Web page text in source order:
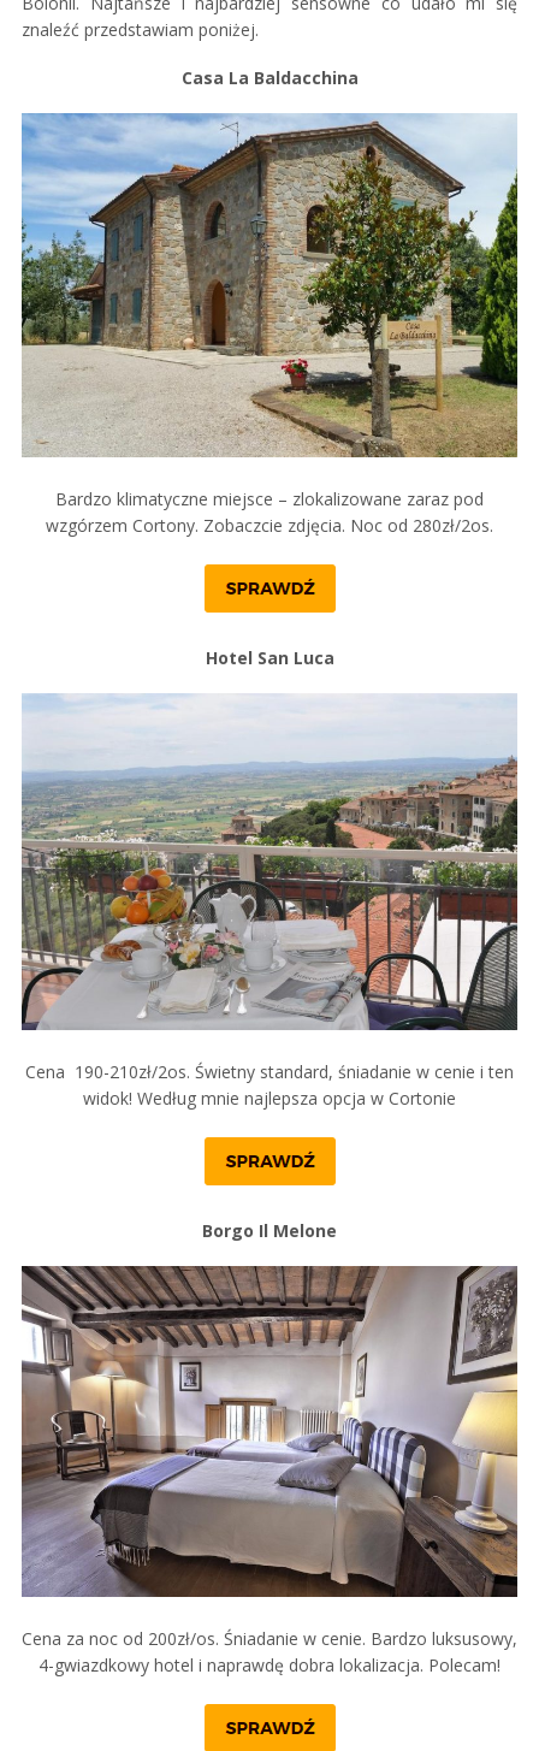
znaleźć przedstawiam poniżej.
Casa La Baldacchina
Bardzo klimatyczne miejsce – zlokalizowane zaraz pod
wzgórzem Cortony. Zobaczcie zdjęcia. Noc od 280zł/2os.
Hotel San Luca
Cena 190-210zł/2os. Świetny standard, śniadanie w cenie i ten
widok! Według mnie najlepsza opcja w Cortonie
Borgo Il Melone
Cena za noc od 200zł/os. Śniadanie w cenie. Bardzo luksusowy,
4-gwiazdkowy hotel i naprawdę dobra lokalizacja. Polecam!